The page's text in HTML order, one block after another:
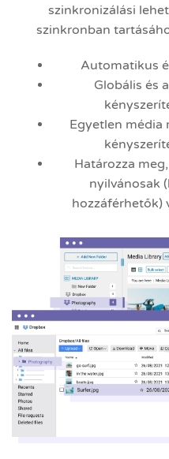
szinkronizálási
szinkronban
Automatikus
Globális és
Egyetlen média
Határozza
nyilvánosak
hozzáférhetők)